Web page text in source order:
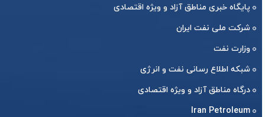
پایگاه خبری مناطق آزاد و ویژه اقتصادی
شرکت ملی نفت ایران
وزارت نفت
شبکه اطلاع رسانی نفت و انرژی
درگاه مناطق آزاد و ویژه اقتصادی
Iran Petroleum